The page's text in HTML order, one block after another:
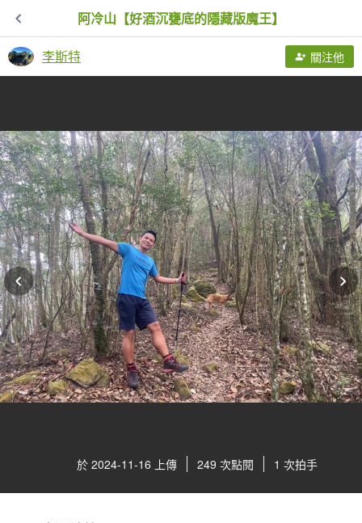
阿冷山【好酒沉甕底的隱藏版魔王】
李斯特 關注他
於 2024-11-16 上傳 249 次點閱 1 次拍手